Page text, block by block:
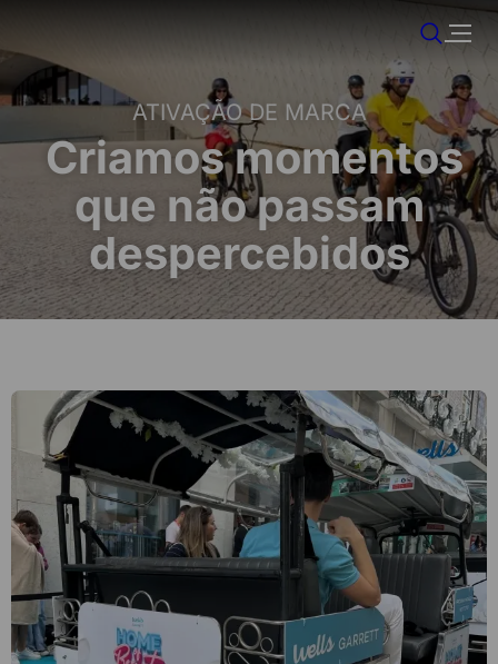
ATIVAÇÃO DE MARCA
Criamos momentos
que não passam
despercebidos